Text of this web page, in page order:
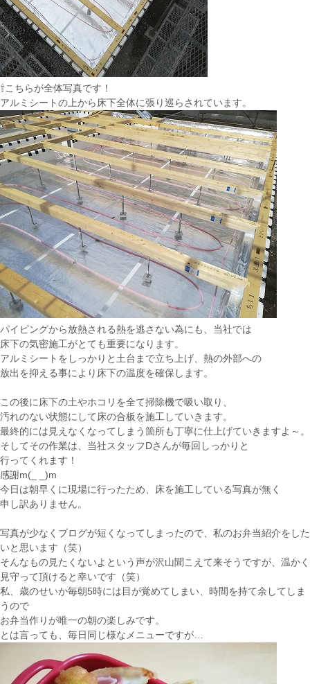
⇧こちらが全体写真です！
アルミシートの上から床下全体に張り巡らされています。
パイピングから放熱される熱を逃さない為にも、当社では
床下の気密施工がとても重要になります。
アルミシートをしっかりと土台まで立ち上げ、熱の外部への
放出を抑える事により床下の温度を確保します。
この後に床下の土やホコリを全て掃除機で吸い取り、
汚れのない状態にして床の合板を施工していきます。
最終的には見えなくなってしまう箇所も丁寧に仕上げていきますよ～。
そしてその作業は、当社スタッフDさんが毎回しっかりと
行ってくれます！
感謝m(_ _)m
今日は朝早くに現場に行ったため、床を施工している写真が無く
申し訳ありません。
写真が少なくブログが短くなってしまったので、私のお弁当紹介をした
いと思います（笑）
そんなもの見たくないよという声が沢山聞こえて来そうですが、温かく
見守って頂けると幸いです（笑）
私、歳のせいか毎朝5時には目が覚めてしまい、時間を持て余してしま
うので
お弁当作りが唯一の朝の楽しみです。
とは言っても、毎日同じ様なメニューですが…